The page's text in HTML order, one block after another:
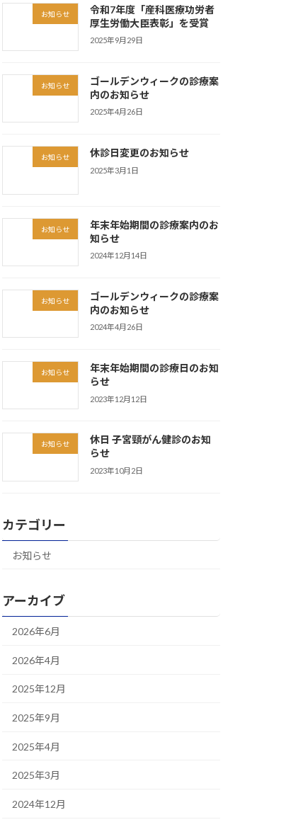
お知らせ
令和7年度「産科医療功労者
厚生労働大臣表彰」を受賞
2025年9月29日
お知らせ
ゴールデンウィークの診療案
内のお知らせ
2025年4月26日
お知らせ 休診日変更のお知らせ
2025年3月1日
お知らせ
年末年始期間の診療案内のお
知らせ
2024年12月14日
お知らせ
ゴールデンウィークの診療案
内のお知らせ
2024年4月26日
お知らせ
年末年始期間の診療日のお知
らせ
2023年12月12日
お知らせ
休日 子宮頸がん健診のお知
らせ
2023年10月2日
カテゴリー
お知らせ
アーカイブ
2026年6月
2026年4月
2025年12月
2025年9月
2025年4月
2025年3月
2024年12月